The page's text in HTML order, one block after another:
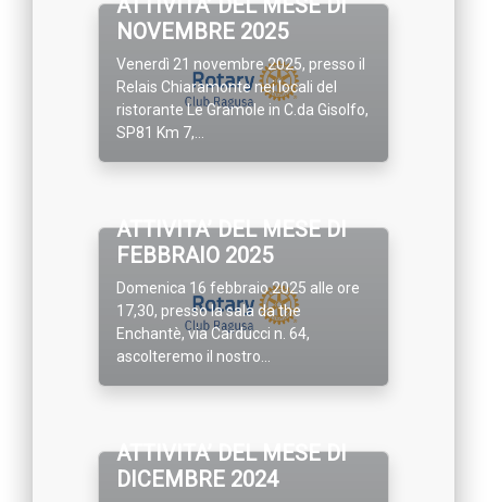
ATTIVITA’ DEL MESE DI
NOVEMBRE 2025
Venerdì 21 novembre 2025, presso il
Relais Chiaramonte nei locali del
ristorante Le Gramole in C.da Gisolfo,
SP81 Km 7,...
ATTIVITA’ DEL MESE DI
FEBBRAIO 2025
Domenica 16 febbraio 2025 alle ore
17,30, presso la sala da the
Enchantè, via Carducci n. 64,
ascolteremo il nostro...
ATTIVITA’ DEL MESE DI
DICEMBRE 2024